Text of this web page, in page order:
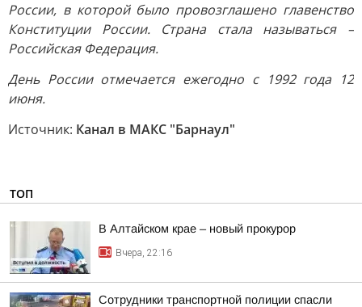
России, в которой было провозглашено главенство
Конституции России. Страна стала называться –
Российская Федерация.
День России отмечается ежегодно с 1992 года 12
июня.
Источник: Канал в МАКС "Барнаул"
ТОП
В Алтайском крае – новый прокурор
Вчера, 22:16
Сотрудники транспортной полиции спасли